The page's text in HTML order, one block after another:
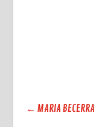
← MARIA BECERRA